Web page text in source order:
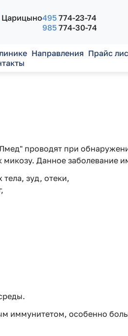
Царицыно495 774-23-74
985 774-30-74
Направления Прайс
проводят при
микозу. Данное заболевание
зуд, отеки,
особенно